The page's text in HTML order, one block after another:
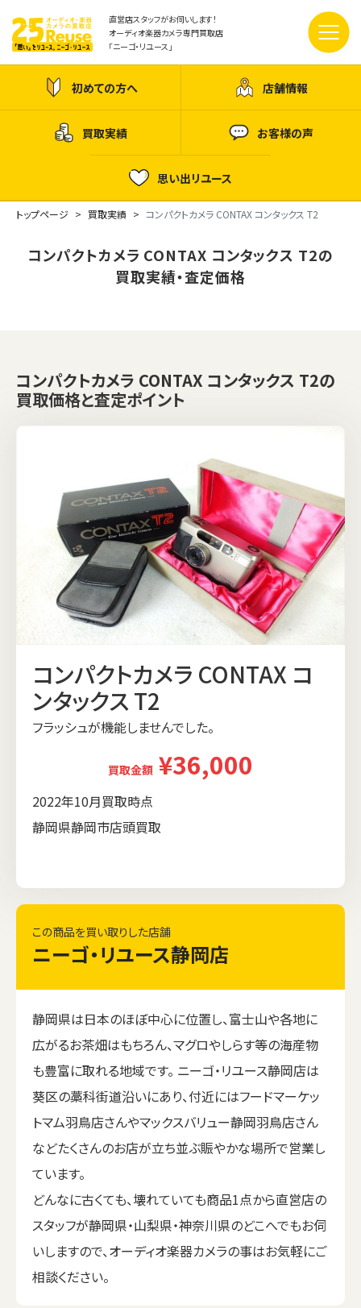
直営店スタッフがお伺いします！
オーディオ楽器カメラ専門買取店
「ニーゴ・リユース」
初めての方へ 店舗情報
買取実績 お客様の声
思い出リユース
トップページ 買取実績 コンパクトカメラ CONTAX コンタックス T2
コンパクトカメラ CONTAX コンタックス T2の
買取実績・査定価格
コンパクトカメラ CONTAX コンタックス T2の
買取価格と査定ポイント
コンパクトカメラ CONTAX コ
ンタックス T2
フラッシュが機能しませんでした。
買取金額 ¥36,000
2022年10月買取時点
静岡県静岡市店頭買取
この商品を買い取りした店舗
ニーゴ・リユース静岡店
静岡県は日本のほぼ中心に位置し、富士山や各地に
広がるお茶畑はもちろん、マグロやしらす等の海産物
も豊富に取れる地域です。 ニーゴ・リユース静岡店は
葵区の藁科街道沿いにあり、付近にはフードマーケッ
トマム羽鳥店さんやマックスバリュー静岡羽鳥店さん
などたくさんのお店が立ち並ぶ賑やかな場所で営業し
ています。
どんなに古くても、壊れていても商品1点から直営店の
スタッフが静岡県・山梨県・神奈川県のどこへでもお伺
いしますので、オーディオ楽器カメラの事はお気軽にご
相談ください。